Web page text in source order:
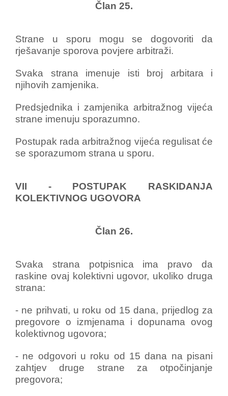
Član 25.
Strane u sporu mogu se dogovoriti da
rješavanje sporova povjere arbitraži.
Svaka strana imenuje isti broj arbitara i
njihovih zamjenika.
Predsjednika i zamjenika arbitražnog vijeća
strane imenuju sporazumno.
Postupak rada arbitražnog vijeća regulisat će
se sporazumom strana u sporu.
VII - POSTUPAK RASKIDANJA
KOLEKTIVNOG UGOVORA
Član 26.
Svaka strana potpisnica ima pravo da
raskine ovaj kolektivni ugovor, ukoliko druga
strana:
- ne prihvati, u roku od 15 dana, prijedlog za
pregovore o izmjenama i dopunama ovog
kolektivnog ugovora;
- ne odgovori u roku od 15 dana na pisani
zahtjev druge strane za otpočinjanje
pregovora;